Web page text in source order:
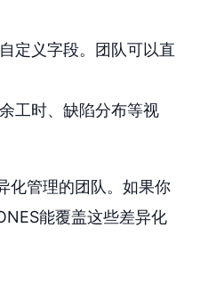
定义字段。团队可以直
工时、缺陷分布等视
化管理的团队。如果你
能覆盖这些差异化